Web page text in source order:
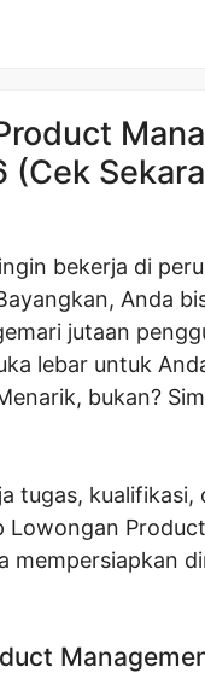
(Cek
bekerja di
Anda
jutaan
lebar untuk
bukan?
tugas,
Lowongan
mempersiapkan